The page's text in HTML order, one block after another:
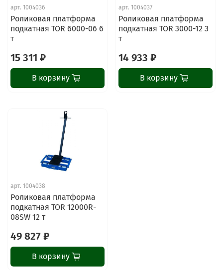
арт. 1004036
Роликовая платформа
подкатная TOR 6000-06 6
т
15 311 ₽
В корзину
арт. 1004037
Роликовая платформа
подкатная TOR 3000-12 3
т
14 933 ₽
В корзину
арт. 1004038
Роликовая платформа
подкатная TOR 12000R-
08SW 12 т
49 827 ₽
В корзину
ChatApp
online
Наши мессенджеры
Свяжитесь с нами через любой удобный
Отдел продаж и сервис